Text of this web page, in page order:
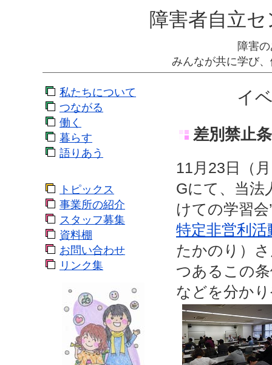
障害者自立
障害
みんなが共に学び
私たちについて
つながる
働く
暮らす
語りあう
トピックス
事業所の紹介
スタッフ募集
資料棚
お問い合わせ
リンク集
イ
差別禁止
11月23日（
Gにて、当法
けての学習
特定非営利
たかのり）
つあるこの
などを分か